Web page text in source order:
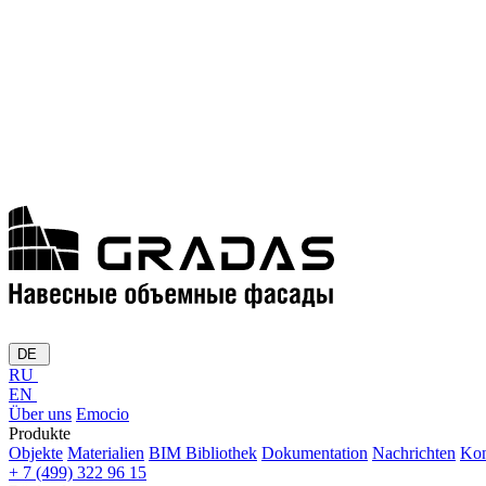
DE
RU
EN
Über uns Emocio
Produkte
Objekte Materialien BIM Bibliothek Dokumentation Nachrichten
+ 7 (499) 322 96 15